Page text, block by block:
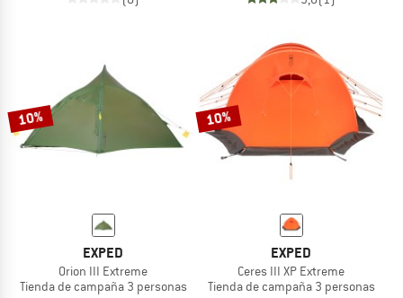
10%
EXPED
Orion III Extreme
Tienda de campaña 3 personas
10%
EXPED
Ceres III XP Extreme
Tienda de campaña 3 personas